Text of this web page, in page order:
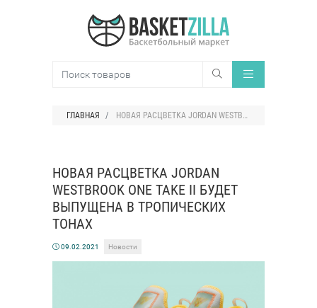
ГЛАВНАЯ НОВАЯ РАСЦВЕТКА JORDAN WESTBROOK ONE TAKE II БУДЕТ ВЫПУЩЕНА В ТРОПИЧЕСКИХ ТОНАХ
НОВАЯ РАСЦВЕТКА JORDAN
WESTBROOK ONE TAKE II БУДЕТ
ВЫПУЩЕНА В ТРОПИЧЕСКИХ
ТОНАХ
09.02.2021 Новости